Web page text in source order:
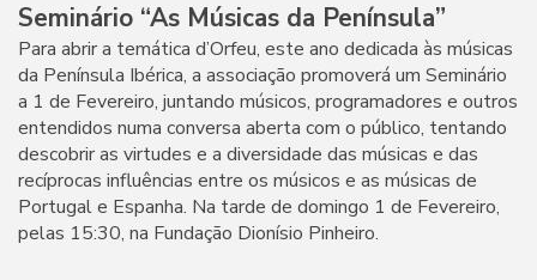
Seminário “As Músicas da Península”
Para abrir a temática d’Orfeu, este ano dedicada às músicas
da Península Ibérica, a associação promoverá um Seminário
a 1 de Fevereiro, juntando músicos, programadores e outros
entendidos numa conversa aberta com o público, tentando
descobrir as virtudes e a diversidade das músicas e das
recíprocas influências entre os músicos e as músicas de
Portugal e Espanha. Na tarde de domingo 1 de Fevereiro,
pelas 15:30, na Fundação Dionísio Pinheiro.